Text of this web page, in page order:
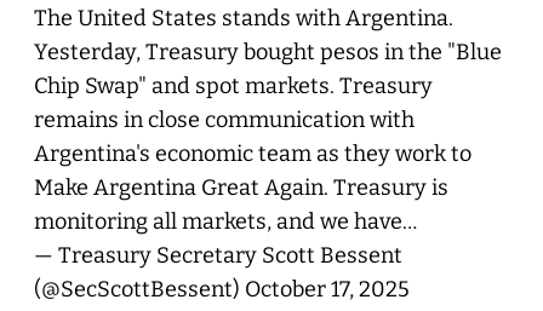
The United States stands with Argentina.
Yesterday, Treasury bought pesos in the "Blue
Chip Swap" and spot markets. Treasury
remains in close communication with
Argentina's economic team as they work to
Make Argentina Great Again. Treasury is
monitoring all markets, and we have…
— Treasury Secretary Scott Bessent
(@SecScottBessent) October 17, 2025